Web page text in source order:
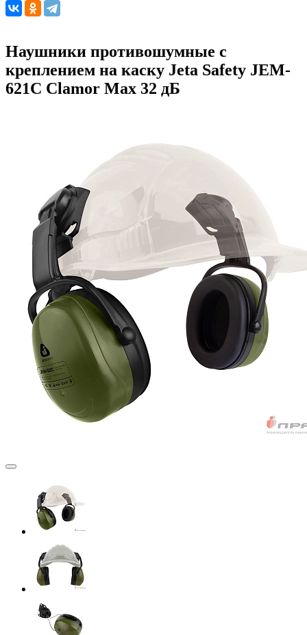
Наушники противошумные с
креплением на каску Jeta Safety JEM-
621C Clamor Max 32 дБ